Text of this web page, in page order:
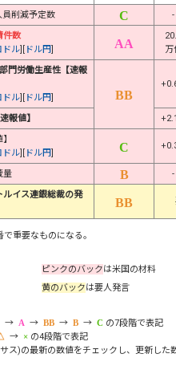
員削減予定数 -
件数
ドル][ ドル円]
万
門労働生産性【速報
ドル][ ドル円]
報値】
ドル][ ドル円]
量 -
イス連銀総裁の発
で重要なものになる。
ピンクのバックは米国の材料
黄のバックは要人発言
→ → → →
の7段階で表記
→
の4段階で表記
ス)の最新の数値をチェックし、更新した